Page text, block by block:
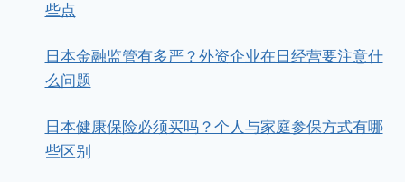
些点
日本金融监管有多严？外资企业在日经营要注意什
么问题
日本健康保险必须买吗？个人与家庭参保方式有哪
些区别